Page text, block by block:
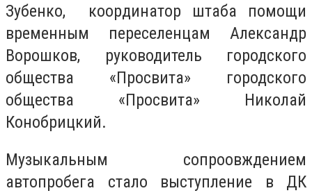
Зубенко, координатор штаба помощи
временным переселенцам Александр
Ворошков, руководитель городского
общества «Просвита» городского
общества «Просвита» Николай
Конобрицкий.
Музыкальным сопроовждением
автопробега стало выступление в ДК